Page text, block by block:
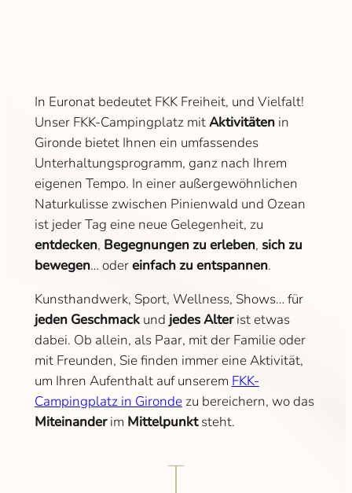
In Euronat bedeutet FKK Freiheit, und Vielfalt!
Unser FKK-Campingplatz mitAktivitätenin
Gironde bietet Ihnen ein umfassendes
Unterhaltungsprogramm, ganz nach Ihrem
eigenen Tempo. In einer außergewöhnlichen
Naturkulisse zwischen Pinienwald und Ozean
ist jeder Tag eine neue Gelegenheit, zu
entdecken, Begegnungen zu erleben, sich zu
bewegen… odereinfach zu entspannen.
Kunsthandwerk, Sport, Wellness, Shows… für
jeden Geschmackund jedes Alterist etwas
dabei. Ob allein, als Paar, mit der Familie oder
mit Freunden, Sie finden immer eine Aktivität,
um Ihren Aufenthalt auf unserem FKK-
Campingplatz in Girondezu bereichern, wo das
Miteinanderim Mittelpunktsteht.